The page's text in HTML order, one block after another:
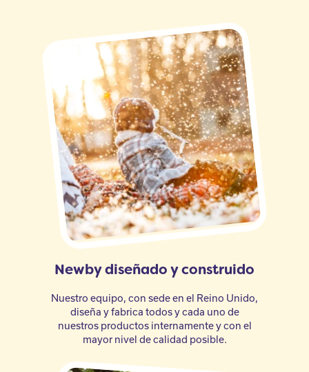
Newby diseñado y construido
Nuestro equipo, con sede en el Reino Unido,
diseña y fabrica todos y cada uno de
nuestros productos internamente y con el
mayor nivel de calidad posible.